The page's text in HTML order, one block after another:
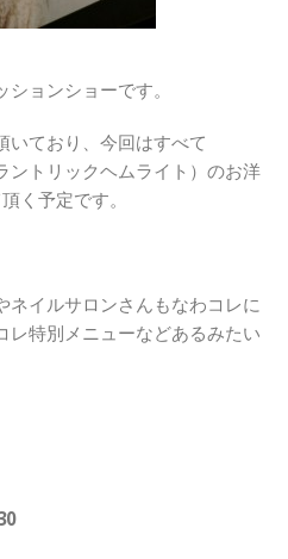
ョンショーです。
いており、今回はすべて
トリックヘムライト）のお洋
く予定です。
ネイルサロンさんもなわコレに
レ特別メニューなどあるみたい